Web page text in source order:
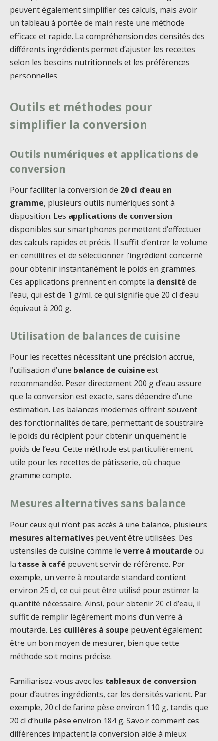
peuvent également simplifier ces calculs, mais avoir
un tableau à portée de main reste une méthode
efficace et rapide. La compréhension des densités des
différents ingrédients permet d’ajuster les recettes
selon les besoins nutritionnels et les préférences
personnelles.
Outils et méthodes pour
simplifier la conversion
Outils numériques et applications de
conversion
Pour faciliter la conversion de 20 cl d’eau en
gramme, plusieurs outils numériques sont à
disposition. Les applications de conversion
disponibles sur smartphones permettent d’effectuer
des calculs rapides et précis. Il suffit d’entrer le volume
en centilitres et de sélectionner l’ingrédient concerné
pour obtenir instantanément le poids en grammes.
Ces applications prennent en compte la densité de
l’eau, qui est de 1 g/ml, ce qui signifie que 20 cl d’eau
équivaut à 200 g.
Utilisation de balances de cuisine
Pour les recettes nécessitant une précision accrue,
l’utilisation d’une balance de cuisine est
recommandée. Peser directement 200 g d’eau assure
que la conversion est exacte, sans dépendre d’une
estimation. Les balances modernes offrent souvent
des fonctionnalités de tare, permettant de soustraire
le poids du récipient pour obtenir uniquement le
poids de l’eau. Cette méthode est particulièrement
utile pour les recettes de pâtisserie, où chaque
gramme compte.
Mesures alternatives sans balance
Pour ceux qui n’ont pas accès à une balance, plusieurs
mesures alternatives peuvent être utilisées. Des
ustensiles de cuisine comme le verre à moutarde ou
la tasse à café peuvent servir de référence. Par
exemple, un verre à moutarde standard contient
environ 25 cl, ce qui peut être utilisé pour estimer la
quantité nécessaire. Ainsi, pour obtenir 20 cl d’eau, il
suffit de remplir légèrement moins d’un verre à
moutarde. Les cuillères à soupe peuvent également
être un bon moyen de mesurer, bien que cette
méthode soit moins précise.
Familiarisez-vous avec les tableaux de conversion
pour d’autres ingrédients, car les densités varient. Par
exemple, 20 cl de farine pèse environ 110 g, tandis que
20 cl d’huile pèse environ 184 g. Savoir comment ces
différences impactent la conversion aide à mieux